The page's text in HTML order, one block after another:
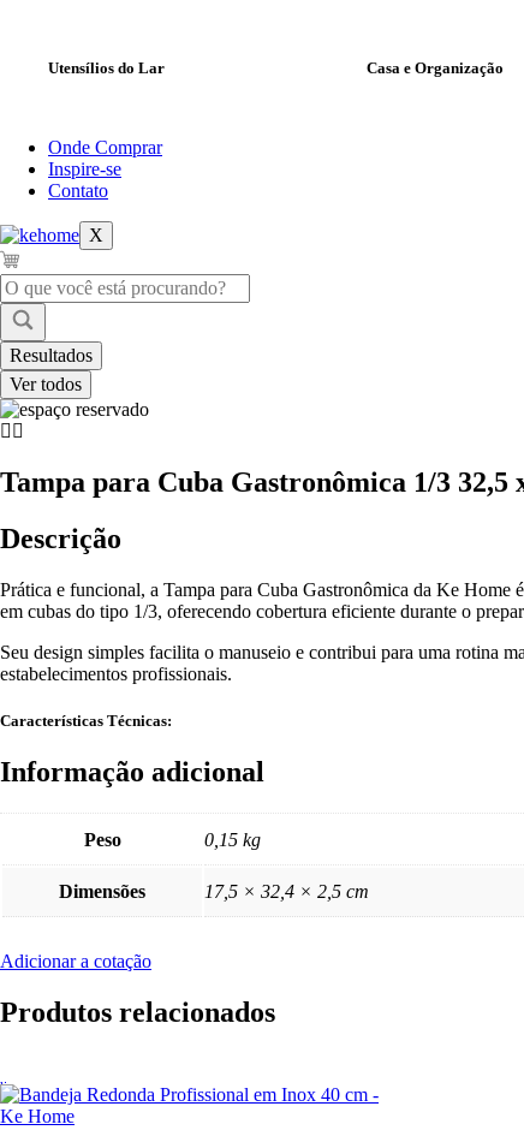
Utensílios do Lar Casa e Organização
Onde Comprar
Inspire-se
Contato
X
Pesquisar
...
Resultados
Ver todos
Tampa para Cuba Gastronômica 1/3 32,5
Descrição
Prática e funcional, a Tampa para Cuba Gastronômica da Ke Home
em cubas do tipo 1/3, oferecendo cobertura eficiente durante o
Seu design simples facilita o manuseio e contribui para uma rotina
estabelecimentos profissionais.
Características Técnicas:
Informação adicional
Peso 0,15 kg
Dimensões 17,5 × 32,4 × 2,5 cm
Adicionar a cotação
Produtos relacionados